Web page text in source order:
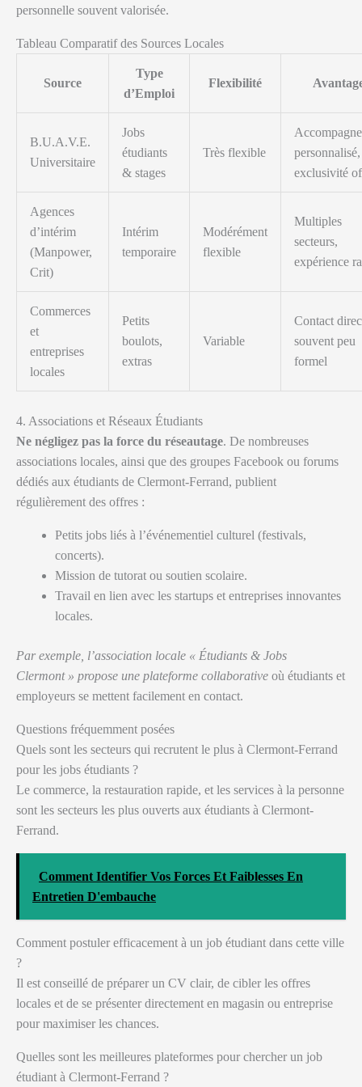
personnelle souvent valorisée.
Tableau Comparatif des Sources Locales
Source
Type
d’Emploi
Flexibilité
B.U.A.V.E.
Universitaire
Jobs
étudiants
& stages
Très flexible
personnalisé,
exclusivité
Agences
d’intérim
(Manpower,
Crit)
Intérim
temporaire
Modérément
flexible
Multiples
secteurs,
expérience
Commerces
et
entreprises
locales
Petits
boulots,
extras
Variable
Contact
souvent peu
formel
4. Associations et Réseaux Étudiants
Ne négligez pas la force du réseautage. De nombreuses
associations locales, ainsi que des groupes Facebook ou forums
dédiés aux étudiants de Clermont-Ferrand, publient
régulièrement des offres :
Petits jobs liés à l’événementiel culturel (festivals,
concerts).
Mission de tutorat ou soutien scolaire.
Travail en lien avec les startups et entreprises innovantes
locales.
Par exemple, l’association locale « Étudiants & Jobs
Clermont » propose une plateforme collaborative où étudiants et
employeurs se mettent facilement en contact.
Questions fréquemment posées
Quels sont les secteurs qui recrutent le plus à Clermont-Ferrand
pour les jobs étudiants ?
Le commerce, la restauration rapide, et les services à la personne
sont les secteurs les plus ouverts aux étudiants à Clermont-
Ferrand.
Comment Identifier Vos Forces Et Faiblesses En
Entretien D'embauche
Comment postuler efficacement à un job étudiant dans cette ville
?
Il est conseillé de préparer un CV clair, de cibler les offres
locales et de se présenter directement en magasin ou entreprise
pour maximiser les chances.
Quelles sont les meilleures plateformes pour chercher un job
étudiant à Clermont-Ferrand ?